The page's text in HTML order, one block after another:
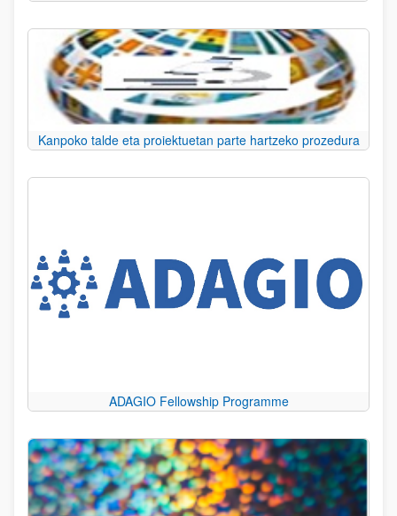
Kanpoko talde eta proiektuetan parte hartzeko prozedura
ADAGIO Fellowship Programme